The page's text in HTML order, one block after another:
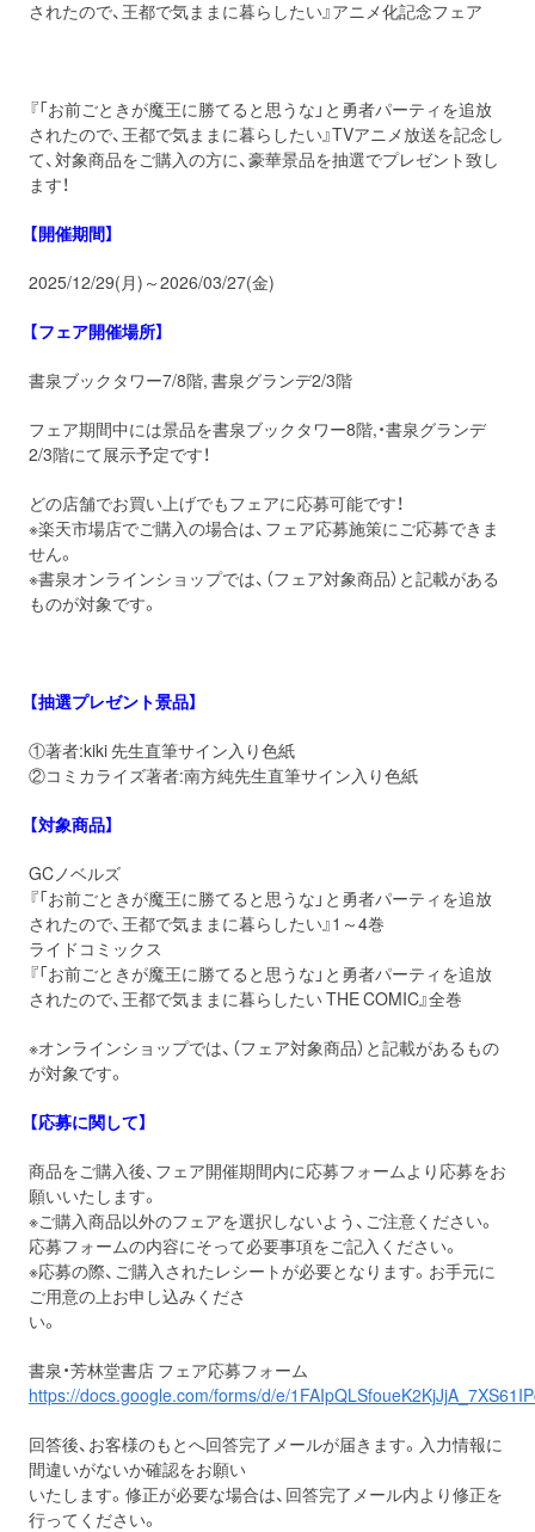
されたので、王都で気ままに暮らしたい』アニメ化記念フェア
『「お前ごときが魔王に勝てると思うな」と勇者パーティを追放
されたので、王都で気ままに暮らしたい』TVアニメ放送を記念し
て、対象商品をご購入の方に、豪華景品を抽選でプレゼント致し
ます！
【開催期間】
2025/12/29(月)～2026/03/27(金)
【フェア開催場所】
書泉ブックタワー7/8階, 書泉グランデ2/3階
フェア期間中には景品を書泉ブックタワー8階,・書泉グランデ
2/3階にて展示予定です！
どの店舗でお買い上げでもフェアに応募可能です！
※楽天市場店でご購入の場合は、フェア応募施策にご応募できま
せん。
※書泉オンラインショップでは、（フェア対象商品）と記載がある
ものが対象です。
【抽選プレゼント景品】
①著者:kiki 先生直筆サイン入り色紙
②コミカライズ著者:南方純先生直筆サイン入り色紙
【対象商品】
GCノベルズ
『「お前ごときが魔王に勝てると思うな」と勇者パーティを追放
されたので、王都で気ままに暮らしたい』1～4巻
ライドコミックス
『「お前ごときが魔王に勝てると思うな」と勇者パーティを追放
されたので、王都で気ままに暮らしたい THE COMIC』全巻
※オンラインショップでは、（フェア対象商品）と記載があるもの
が対象です。
【応募に関して】
商品をご購入後、フェア開催期間内に応募フォームより応募をお
願いいたします。
※ご購入商品以外のフェアを選択しないよう、ご注意ください。
応募フォームの内容にそって必要事項をご記入ください。
※応募の際、ご購入されたレシートが必要となります。お手元に
ご用意の上お申し込みくださ
い。
書泉・芳林堂書店 フェア応募フォーム
https://docs.google.com/forms/d/e/
回答後、お客様のもとへ回答完了メールが届きます。入力情報に
間違いがないか確認をお願い
いたします。修正が必要な場合は、回答完了メール内より修正を
行ってください。